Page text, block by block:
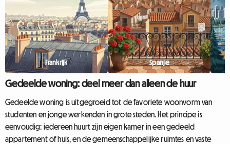
verhuur van individuele kamers.
Maar waa...
Frankrijk Spanje
Gedeelde woning: deel meer dan alleen de huur
Gedeelde woning is uitgegroeid tot de favoriete woonvorm van
studenten en jonge werkenden in grote steden. Het principe is
eenvoudig: iedereen huurt zijn eigen kamer in een gedeeld
appartement of huis, en de gemeenschappelijke ruimtes en vaste